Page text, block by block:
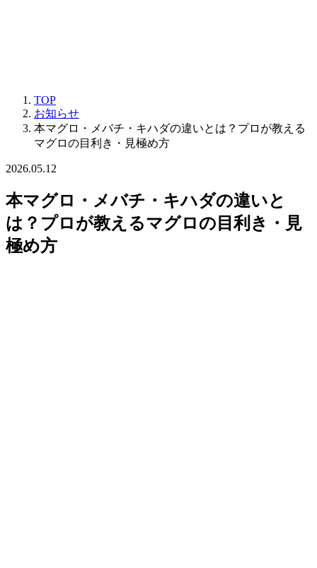
TOP
お知らせ
本マグロ・メバチ・キハダの違いとは？プロが教える
マグロの目利き・見極め方
2026.05.12
本マグロ・メバチ・キハダの違いと
は？プロが教えるマグロの目利き・見
極め方